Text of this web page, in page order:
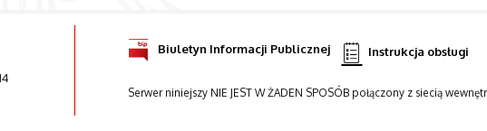
Biuletyn Informacji Publicznej Instrukcja obsługi
Serwer niniejszy NIE JEST W ŻADEN SPOSÓB połączony z siecią